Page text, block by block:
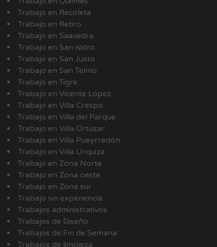
Trabajo en Recoleta
Trabajo en Retiro
Trabajo en Saavedra
Trabajo en San isidro
Trabajo en San Justo
Trabajo en San Telmo
Trabajo en Tigre
Trabajo en Vicente López
Trabajo en Villa Crespo
Trabajo en Villa del Parque
Trabajo en Villa Ortúzar
Trabajo en Villa Pueyrredón
Trabajo en Villa Urquiza
Trabajo en Zona Norte
Trabajo en Zona oeste
Trabajo en Zona sur
Trabajo sin experiencia
Trabajos administrativos
Trabajos de Diseño
Trabajos de Fin de Semana
Trabajos de limpieza